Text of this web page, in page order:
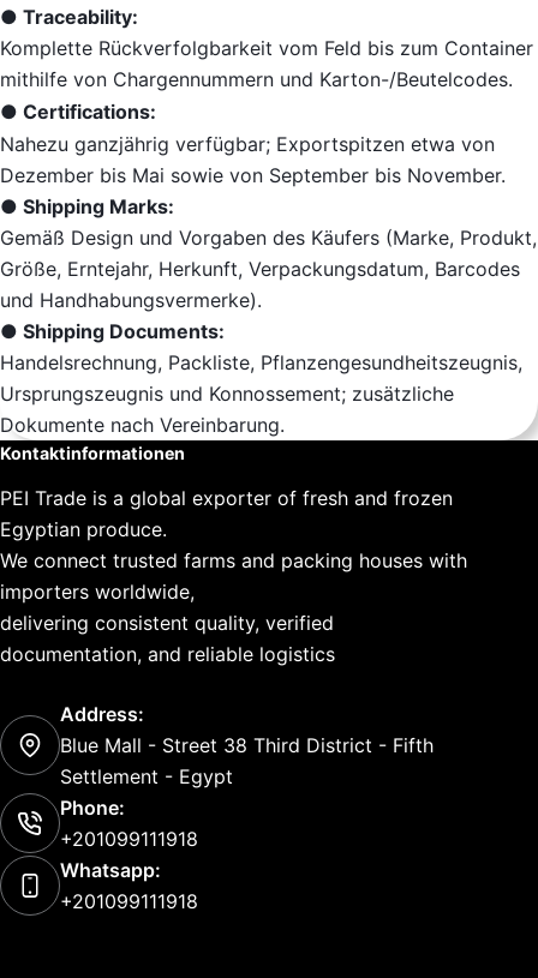
● Traceability:
Komplette Rückverfolgbarkeit vom Feld bis zum Container
mithilfe von Chargennummern und Karton-/Beutelcodes.
● Certifications:
Nahezu ganzjährig verfügbar; Exportspitzen etwa von
Dezember bis Mai sowie von September bis November.
● Shipping Marks:
Gemäß Design und Vorgaben des Käufers (Marke, Produkt,
Größe, Erntejahr, Herkunft, Verpackungsdatum, Barcodes
und Handhabungsvermerke).
● Shipping Documents:
Handelsrechnung, Packliste, Pflanzengesundheitszeugnis,
Ursprungszeugnis und Konnossement; zusätzliche
Dokumente nach Vereinbarung.
Kontaktinformationen
PEI Trade is a global exporter of fresh and frozen
Egyptian produce.
We connect trusted farms and packing houses with
importers worldwide,
delivering consistent quality, verified
documentation, and reliable logistics
Address:
Blue Mall - Street 38 Third District - Fifth
Settlement - Egypt
Phone:
+201099111918
Whatsapp:
+201099111918